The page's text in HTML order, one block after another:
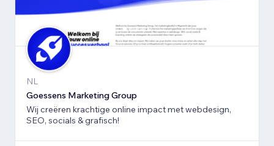
NL
Goessens Marketing Group
Wij creëren krachtige online impact met webdesign,
SEO, socials & grafisch!